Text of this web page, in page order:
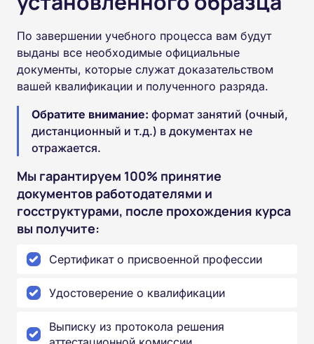
По завершении учебного процесса вам будут
выданы все необходимые официальные
документы, которые служат доказательством
вашей квалификации и полученного разряда.
Обратите внимание: формат занятий (очный,
дистанционный и т.д.) в документах не
отражается.
Мы гарантируем 100% принятие
документов работодателями и
госструктурами, после прохождения курса
вы получите:
Сертификат о присвоенной профессии
Удостоверение о квалификации
Выписку из протокола решения